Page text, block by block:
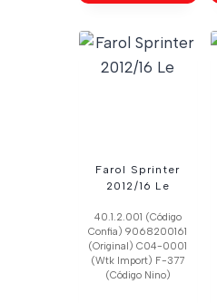
Farol Sprinter
2012/16 Le
40.1.2.001 (Código
Confia) 9068200161
(Original) C04-0001
(Wtk Import) F-377
(Código Nino)